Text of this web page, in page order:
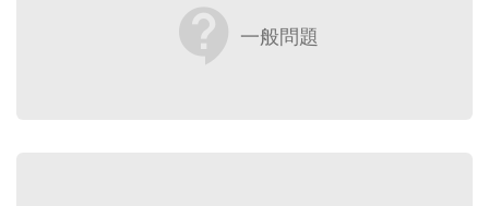
contact_support 一般問題